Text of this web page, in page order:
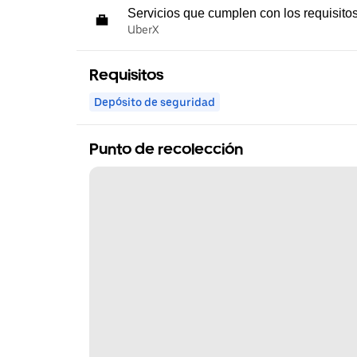
Servicios que cumplen con los
UberX
Requisitos
Depósito de seguridad
Punto de recolección